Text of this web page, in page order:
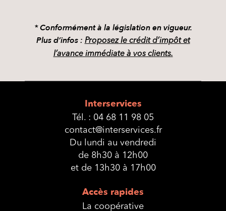
* Conformément à la législation en vigueur.
Plus d’infos : Proposez le crédit d’impôt et
l’avance immédiate à vos clients.
Interservices
Tél. : 04 68 11 98 05
contact@interservices.fr
Du lundi au vendredi
de 8h30 à 12h00
et de 13h30 à 17h00
Accès rapides
La coopérative